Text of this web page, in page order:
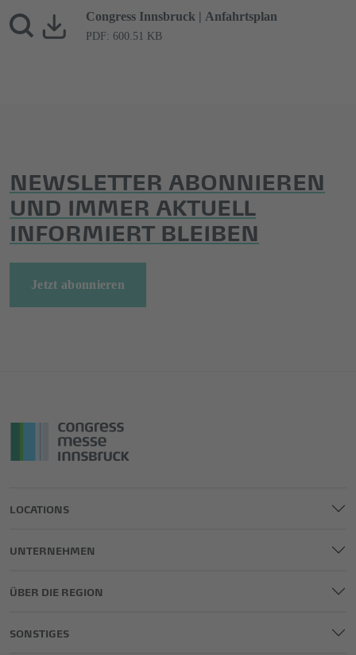
Congress Innsbruck | Anfahrtsplan
PDF: 600.51 KB
NEWSLETTER ABONNIEREN
UND IMMER AKTUELL
INFORMIERT BLEIBEN
Jetzt abonnieren
LOCATIONS
UNTERNEHMEN
ÜBER DIE REGION
SONSTIGES